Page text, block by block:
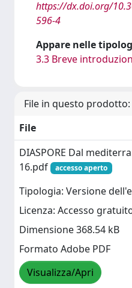
https://dx.doi.org/
596-4
Appare nelle
3.3 Breve
File in questo prodotto:
File
DIASPORE Dal
16.pdf
accesso aperto
Tipologia: Versione
Licenza: Accesso
Dimensione 368.54 kB
Formato Adobe PDF
Visualizza/Apri